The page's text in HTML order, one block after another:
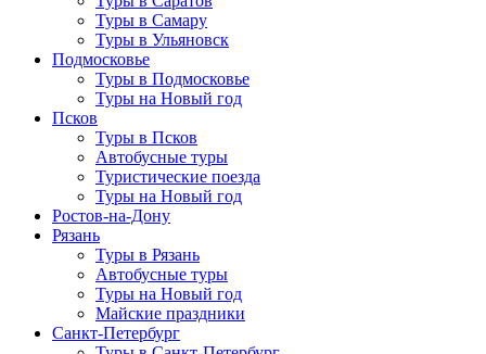
Туры в Самару
Туры в Ульяновск
Подмосковье
Туры в Подмосковье
Туры на Новый год
Псков
Туры в Псков
Автобусные туры
Туристические поезда
Туры на Новый год
Ростов-на-Дону
Рязань
Туры в Рязань
Автобусные туры
Туры на Новый год
Майские праздники
Санкт-Петербург